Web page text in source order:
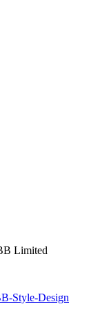
Limited
Style-Design